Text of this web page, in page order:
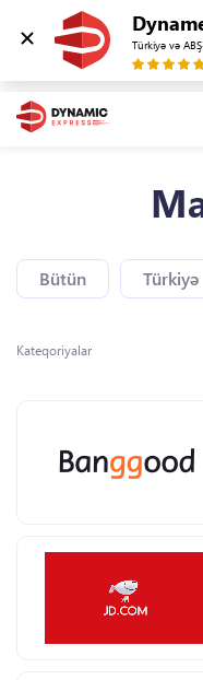
Türkiyə və
Bütün Türkiyə
Kateqoriyalar